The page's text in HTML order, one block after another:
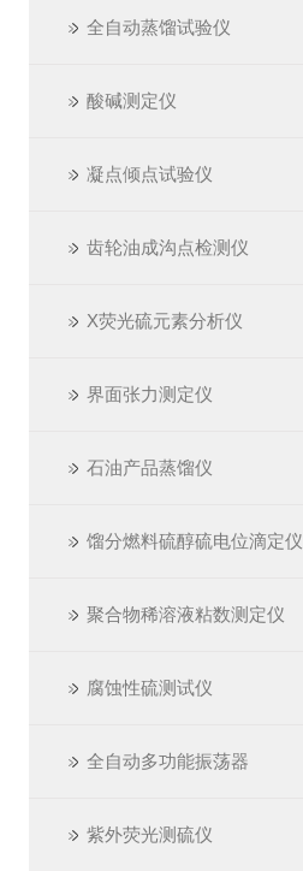
全自动蒸馏试验仪
酸碱测定仪
凝点倾点试验仪
齿轮油成沟点检测仪
X荧光硫元素分析仪
界面张力测定仪
石油产品蒸馏仪
馏分燃料硫醇硫电位滴定仪
聚合物稀溶液粘数测定仪
腐蚀性硫测试仪
全自动多功能振荡器
紫外荧光测硫仪